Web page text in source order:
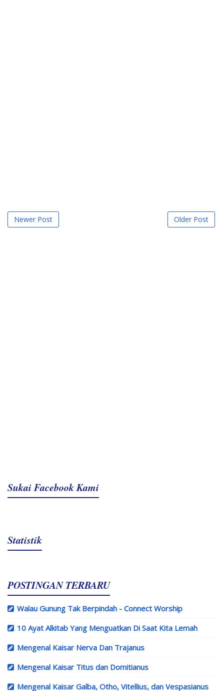
Newer Post Older Post
Sukai Facebook Kami
Statistik
POSTINGAN TERBARU
Walau Gunung Tak Berpindah - Connect Worship
10 Ayat Alkitab Yang Menguatkan Di Saat Kita Lemah
Mengenal Kaisar Nerva Dan Trajanus
Mengenal Kaisar Titus dan Domitianus
Mengenal Kaisar Galba, Otho, Vitellius, dan Vespasianus